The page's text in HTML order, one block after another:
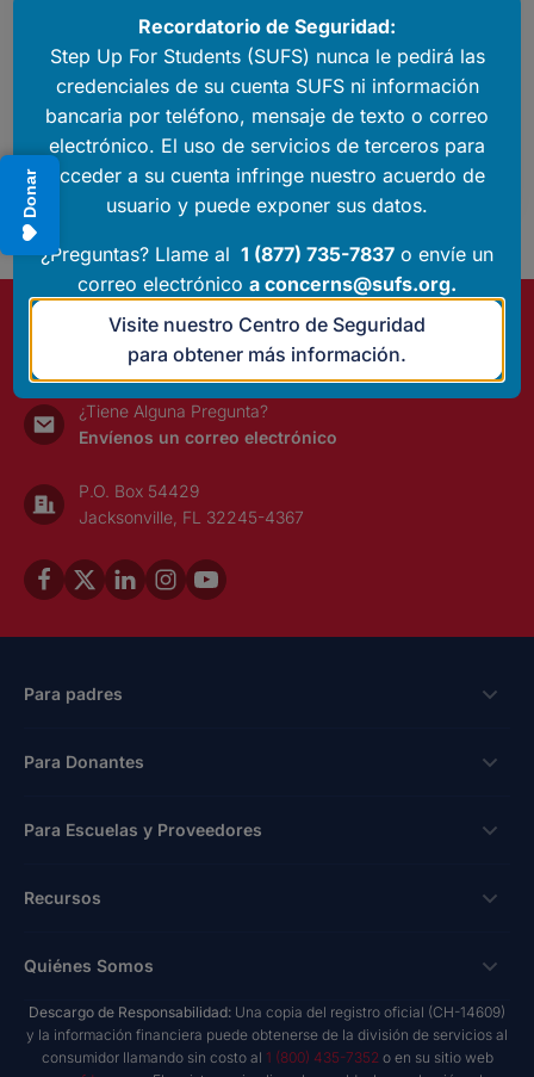
Donar
7837. Nuestro equipo está disponible de
lunes a viernes, de 8:00 a.m. a 5:00 p.m.
ET.
Además, puede consultar recursos útiles en
línea en nuestroCentro de Ayuda
¿Preguntas? Llámenos
1 (877) 735-7837
¿Tiene Alguna Pregunta?
Envíenos un correo electrónico
P.O. Box 54429
Jacksonville, FL 32245-4367
Para padres
Becas
Beca para Escuela Privada
Beca para Necesidades Especiales
New Worlds
Conviértase en un Defensor
Para Donantes
Formas de Donar
Donaciones en el Lugar de Trabajo
Fondos Asesorados por Donantes
Para Escuelas y Proveedores
Escuelas y Proveedores
Escuelas Privadas
Proveedores de Servicios
Recursos
Investigación e Informes
Blog NextSteps
Blog inspireED
Quiénes Somos
Quiénes Somos
Descargo de Responsabilidad: Una copia del registro oficial (CH-14609)
y la información financiera puede obtenerse de la división de servicios al
consumidor llamando sin costo al 1 (800) 435-7352o en su sitio web
Recordatorio de Seguridad:
Step Up For Students (SUFS) nunca le pedirá las
credenciales de su cuenta SUFS ni información
bancaria por teléfono, mensaje de texto o correo
electrónico. El uso de servicios de terceros para
acceder a su cuenta infringe nuestro acuerdo de
usuario y puede exponer sus datos.
¿Preguntas? Llame al 1 (877) 735-7837 o envíe un
correo electrónico a concerns@sufs.org.
Visite nuestro Centro de Seguridad
para obtener más información.